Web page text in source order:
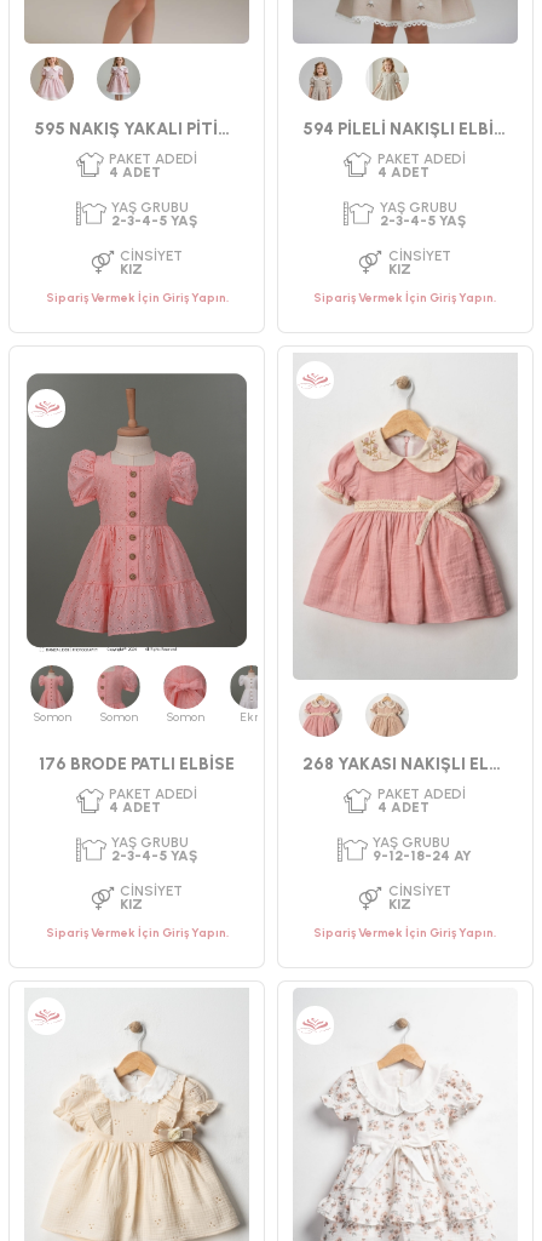
PAKET ADEDI
4 ADET
CINSIYET
KIZ
PAKET ADEDI
4ADET
CINSIYET
KIZ
PAKET ADEDI
YAŞ GRUBU
2-3-4-5 YAŞ
KIZ
YAŞ GRUBU
9-12-18-24 AY
KIZ
595 NAKIŞ YAKALI PİTİKARE ELBİSE
Sipariş Vermek İçin Giriş Yapın.
594 PİLELİ NAKIŞLI ELBİSE
Sipariş Vermek İçin Giriş Yapın.
Somon Somon Somon Ekru
176 BRODE PATLI ELBİSE
Sipariş Vermek İçin Giriş Yapın.
268 YAKASI NAKIŞLI ELBİSE 9-24 AY
Sipariş Vermek İçin Giriş Yapın.